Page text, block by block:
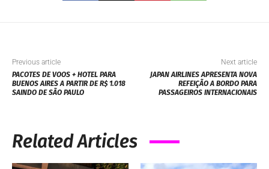
Previous article
PACOTES DE VOOS + HOTEL PARA
BUENOS AIRES A PARTIR DE R$ 1.018
SAINDO DE SÃO PAULO
Next article
JAPAN AIRLINES APRESENTA NOVA
REFEIÇÃO A BORDO PARA
PASSAGEIROS INTERNACIONAIS
Related Articles